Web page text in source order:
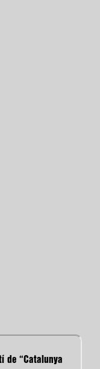
de “Catalunya